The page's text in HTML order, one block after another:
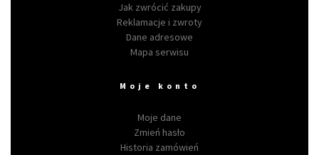
Jak zwrócić zakupy
Reklamacje i zwroty
Dane adresowe
Mapa serwisu
Moje konto
Moje dane
Zmień hasło
Historia zamówień